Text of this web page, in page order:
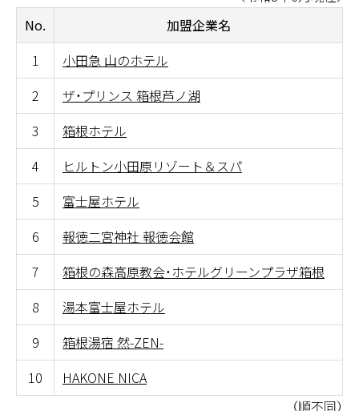
No.
加盟企業名
1
小田急 山のホテル
2
ザ・プリンス 箱根芦ノ湖
3
箱根ホテル
4
ヒルトン小田原リゾート＆スパ
5
富士屋ホテル
6
報徳二宮神社 報徳会館
7
箱根の森高原教会・ホテルグリーンプラザ箱根
8
湯本富士屋ホテル
9
箱根湯宿 然-ZEN-
10
HAKONE NICA
（順不同）